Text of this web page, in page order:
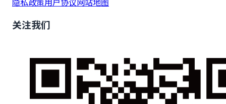
关注我们